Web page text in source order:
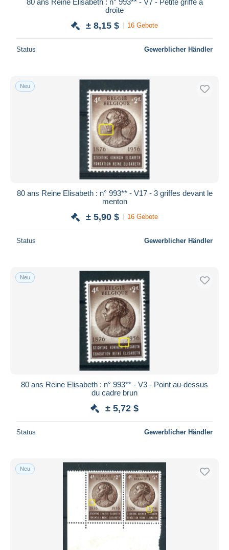
droite
± 8,15 $ 16 Gebote
Status Gewerblicher Händler
Neu
80 ans Reine Elisabeth : n° 993** - V17 - 3 griffes devant le
menton
± 5,90 $ 16 Gebote
Status Gewerblicher Händler
Neu
80 ans Reine Elisabeth : n° 993** - V3 - Point au-dessus
du cadre brun
± 5,72 $
Status Gewerblicher Händler
Neu